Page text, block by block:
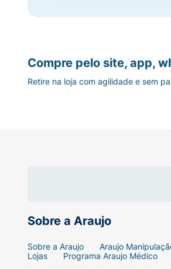
Uma gama de cores
A coloração Felps
OBS:Utilize sempre
Aguarde 24 horas e se
da pessoa ao produto
Sobre a Araujo
Sobre a Araujo Araujo
Lojas
Programa Araujo Médico
Compre pelo site, app,
Retire na loja com agilidade e sem